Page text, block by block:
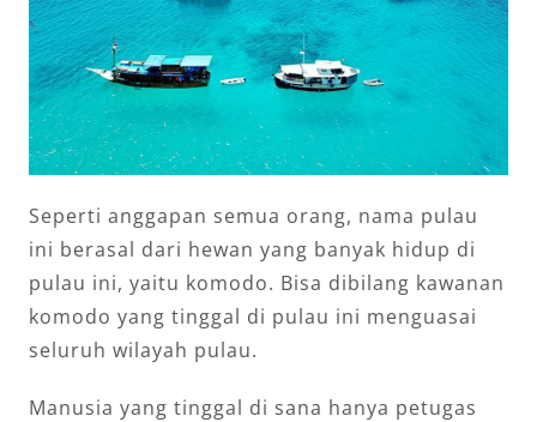
Seperti anggapan semua orang, nama pulau
ini berasal dari hewan yang banyak hidup di
pulau ini, yaitu komodo. Bisa dibilang kawanan
komodo yang tinggal di pulau ini menguasai
seluruh wilayah pulau.
Manusia yang tinggal di sana hanya petugas